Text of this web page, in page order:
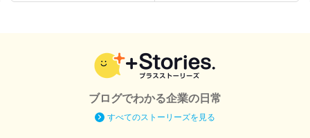
ブログでわかる企業の日常
すべてのストーリーズを見る